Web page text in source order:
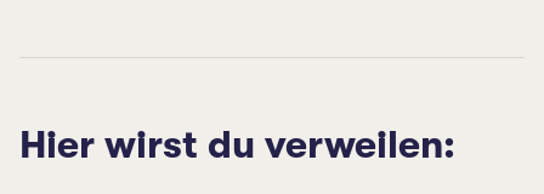
Hier wirst du verweilen: